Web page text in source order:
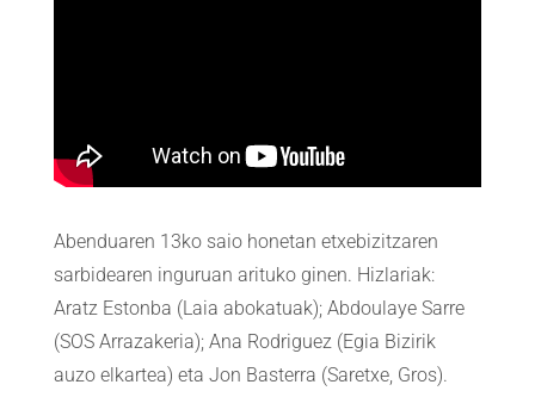
Abenduaren 13ko saio honetan etxebizitzaren
sarbidearen inguruan arituko ginen. Hizlariak:
Aratz Estonba (Laia abokatuak); Abdoulaye Sarre
(SOS Arrazakeria); Ana Rodriguez (Egia Bizirik
auzo elkartea) eta Jon Basterra (Saretxe, Gros).